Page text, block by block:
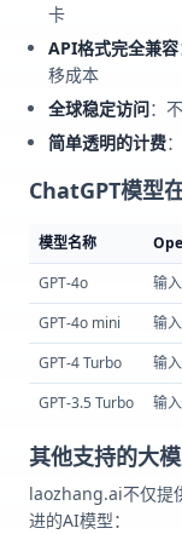
卡
API格式完全兼容
移成本
全球稳定访问：
简单透明的计费
ChatGPT模型
模型名称
GPT-4o
输
GPT-4o mini
输
GPT-4 Turbo
输
GPT-3.5 Turbo
输
其他支持的大
laozhang.ai不仅提
进的AI模型：